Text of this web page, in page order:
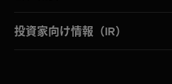
投資家向け情報（IR）